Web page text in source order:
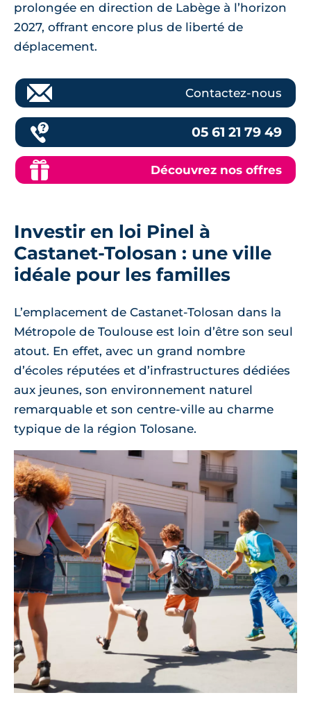
prolongée en direction de Labège à l’horizon
2027, offrant encore plus de liberté de
déplacement.
Contactez-nous
05 61 21 79 49
Découvrez nos offres
Investir en loi Pinel à
Castanet-Tolosan : une ville
idéale pour les familles
L’emplacement de Castanet-Tolosan dans la
Métropole de Toulouse est loin d’être son seul
atout. En effet, avec un grand nombre
d’écoles réputées et d’infrastructures dédiées
aux jeunes, son environnement naturel
remarquable et son centre-ville au charme
typique de la région Tolosane.